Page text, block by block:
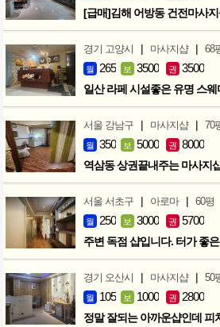
[급매]김해 어방동 건전마사
경기 고양시 | 마사지샵 | 68
월 265 보 3500 권 3500
일산 라페 시설좋은 유명 스
서울 강남구 | 마사지샵 | 70
월 350 보 5000 권 8000
역삼동 상권끝내주는 마사지
서울 서초구 | 아로마 | 60평
월 250 보 3000 권 5700
주변 독점 샵입니다. 터가 좋
경기 오산시 | 마사지샵 | 50
월 105 보 1000 권 2800
정말 잘되는 아까운샵인데 피